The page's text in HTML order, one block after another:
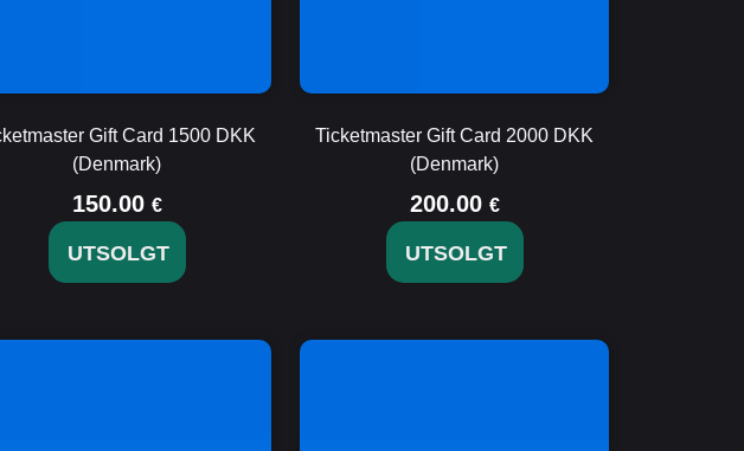
Gift Card 1500 DKK
(Denmark)
150.00 €
UTSOLGT
Ticketmaster Gift Card 2000 DKK
(Denmark)
200.00 €
UTSOLGT